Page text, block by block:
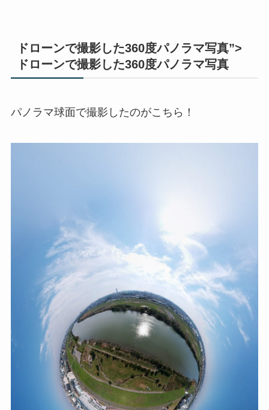
ドローンで撮影した360度パノラマ写真”>
ドローンで撮影した360度パノラマ写真
パノラマ球面で撮影したのがこちら！